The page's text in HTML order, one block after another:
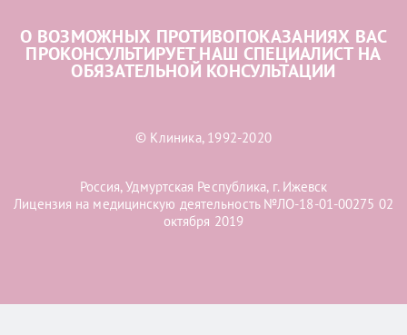
О ВОЗМОЖНЫХ ПРОТИВОПОКАЗАНИЯХ ВАС
ПРОКОНСУЛЬТИРУЕТ НАШ СПЕЦИАЛИСТ НА
ОБЯЗАТЕЛЬНОЙ КОНСУЛЬТАЦИИ
© Клиника, 1992-2020
Россия, Удмуртская Республика, г. Ижевск
Лицензия на медицинскую деятельность №ЛО-18-01-00275 02
октября 2019